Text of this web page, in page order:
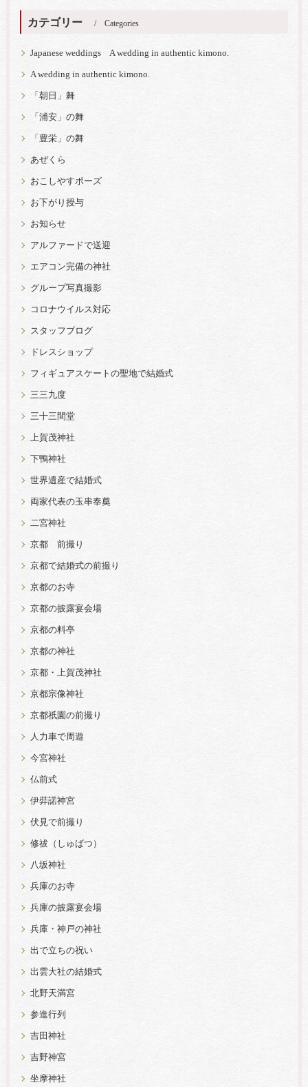
カテゴリー Categories
Japanese weddings A wedding in authentic kimono.
A wedding in authentic kimono.
「朝日」舞
「浦安」の舞
「豊栄」の舞
あぜくら
おこしやすポーズ
お下がり授与
お知らせ
アルファードで送迎
エアコン完備の神社
グループ写真撮影
コロナウイルス対応
スタッフブログ
ドレスショップ
フィギュアスケートの聖地で結婚式
三三九度
三十三間堂
上賀茂神社
下鴨神社
世界遺産で結婚式
両家代表の玉串奉奠
二宮神社
京都 前撮り
京都で結婚式の前撮り
京都のお寺
京都の披露宴会場
京都の料亭
京都の神社
京都・上賀茂神社
京都宗像神社
京都祇園の前撮り
人力車で周遊
今宮神社
仏前式
伊弉諾神宮
伏見で前撮り
修祓（しゅばつ）
八坂神社
兵庫のお寺
兵庫の披露宴会場
兵庫・神戸の神社
出で立ちの祝い
出雲大社の結婚式
北野天満宮
参進行列
吉田神社
吉野神宮
坐摩神社